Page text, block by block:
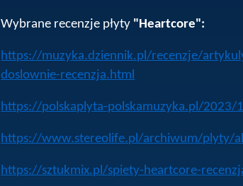
Wybrane recenzje płyty "Heartcore":
https://muzyka.dziennik.pl/recenzje/
doslownie-recenzja.html
https://polskaplyta-polskamuzyka.pl/
https://www.stereolife.pl/archiwum/plyty/
https://sztukmix.pl/spiety-heartcore-